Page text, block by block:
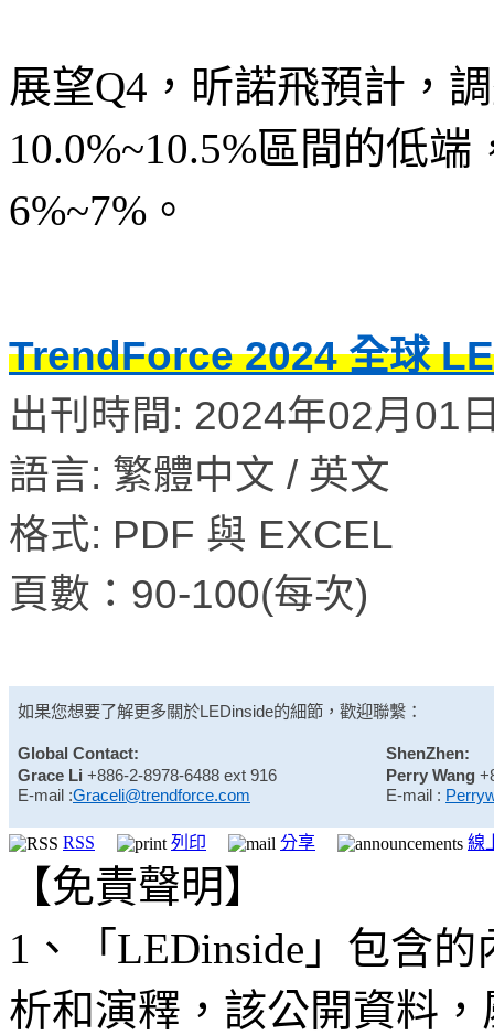
展望Q4，昕諾飛預計，
10.0%~10.5%區間的低
6%~7%。
TrendForce 2024 全球
出刊時間: 2024年02月01
語言: 繁體中文 / 英文
格式: PDF 與 EXCEL
頁數：90-100(每次)
如果您想要了解更多關於LEDinside的細節，歡迎聯繫：
Global Contact:
ShenZhen:
Grace Li +886-2-8978-6488 ext 916
E-mail :Graceli@trendforce.com
Perry Wang
E-mail :
RSS 列印 分享 線
【免責聲明】
1、「LEDinside」包含
析和演釋，該公開資料